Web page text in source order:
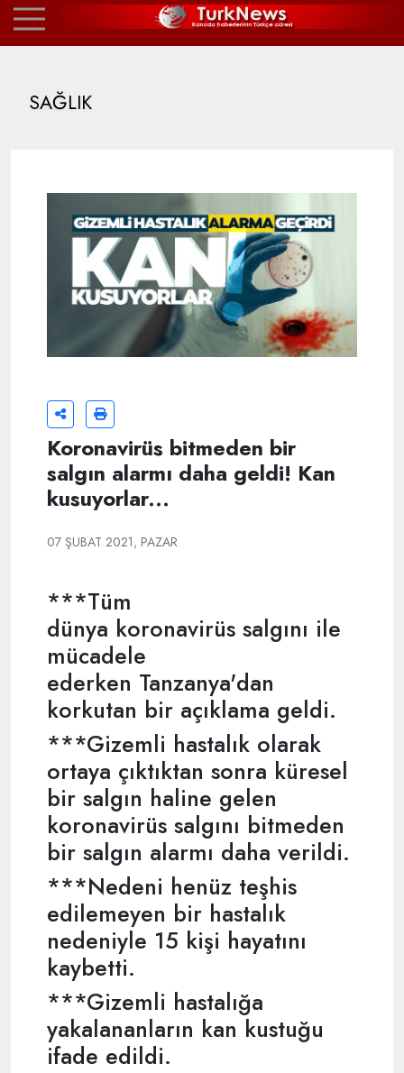
SAĞLIK
Koronavirüs bitmeden bir
salgın alarmı daha geldi! Kan
kusuyorlar...
07 ŞUBAT 2021, PAZAR
***Tüm
dünya koronavirüs salgını ile
mücadele
ederken Tanzanya'dan
korkutan bir açıklama geldi.
***Gizemli hastalık olarak
ortaya çıktıktan sonra küresel
bir salgın haline gelen
koronavirüs salgını bitmeden
bir salgın alarmı daha verildi.
***Nedeni henüz teşhis
edilemeyen bir hastalık
nedeniyle 15 kişi hayatını
kaybetti.
***Gizemli hastalığa
yakalananların kan kustuğu
ifade edildi.